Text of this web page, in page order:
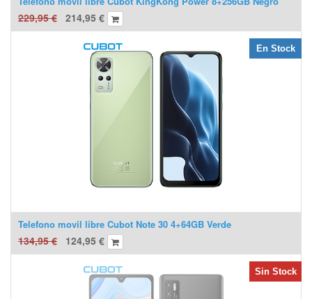
229,95€ 214,95 €
Telefono movil libre Cubot Note 30 4+64GB Verde
134,95€ 124,95 €
En Stock
Sin Stock